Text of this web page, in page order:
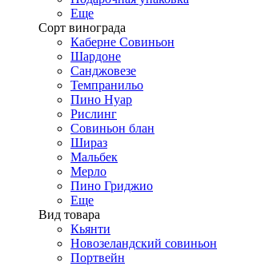
Еще
Сорт винограда
Каберне Совиньон
Шардоне
Санджовезе
Темпранильо
Пино Нуар
Рислинг
Совиньон блан
Шираз
Мальбек
Мерло
Пино Гриджио
Еще
Вид товара
Кьянти
Новозеландский совиньон
Портвейн